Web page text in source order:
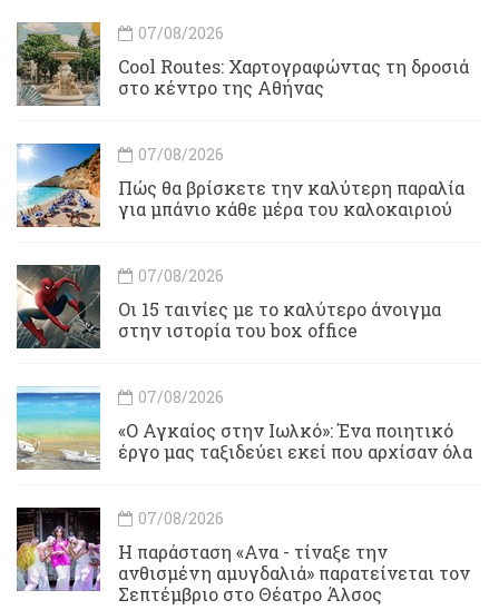
07/08/2026
Cool Routes: Χαρτογραφώντας τη δροσιά
στο κέντρο της Αθήνας
07/08/2026
Πώς θα βρίσκετε την καλύτερη παραλία
για μπάνιο κάθε μέρα του καλοκαιριού
07/08/2026
Οι 15 ταινίες με το καλύτερο άνοιγμα
στην ιστορία του box office
07/08/2026
«Ο Αγκαίος στην Ιωλκό»: Ένα ποιητικό
έργο μας ταξιδεύει εκεί που αρχίσαν όλα
07/08/2026
Η παράσταση «Ανα - τίναξε την
ανθισμένη αμυγδαλιά» παρατείνεται τον
Σεπτέμβριο στο Θέατρο Άλσος